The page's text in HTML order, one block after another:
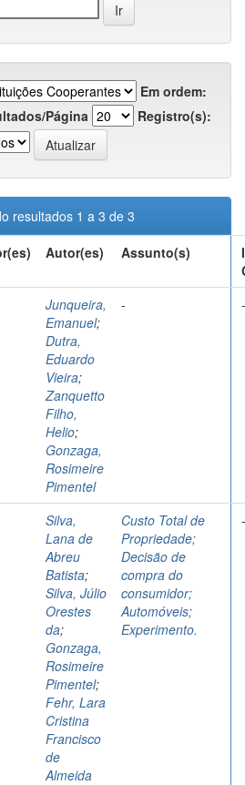
Em ordem:
Página
Registro(s):
resultados 1 a 3 de 3
Autor(es) Assunto(s)
Junqueira,
Emanuel;
Dutra,
Eduardo
Vieira;
Zanquetto
Filho,
Helio;
Gonzaga,
Rosimeire
Pimentel
- -
Silva,
Lana de
Abreu
Batista;
Silva, Júlio
Orestes
da;
Gonzaga,
Rosimeire
Pimentel;
Fehr, Lara
Cristina
Francisco
de
Almeida
Custo Total de
Propriedade;
Decisão de
compra do
consumidor;
Automóveis;
Experimento.
-